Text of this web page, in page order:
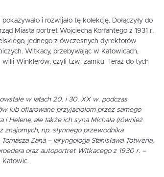
i rozwijało tę kolekcję. Dołączyły do
Miasta portret Wojciecha Korfantego z 1931 r.
jednego z ówczesnych dyrektorów
Witkacy, przebywając w Katowicach,
Winklerów, czyli tzw. zamku. Teraz do tych
w latach 20. i 30. XX w. podczas
lub ofiarowane przyjaciołom przez samego
Helenę, ale także ich syna Michała (również
znajomych, np. słynnego przewodnika
Zana – laryngologa Stanisława Totwena,
oraz autoportret Witkacego z 1930 r. –
Katowic.